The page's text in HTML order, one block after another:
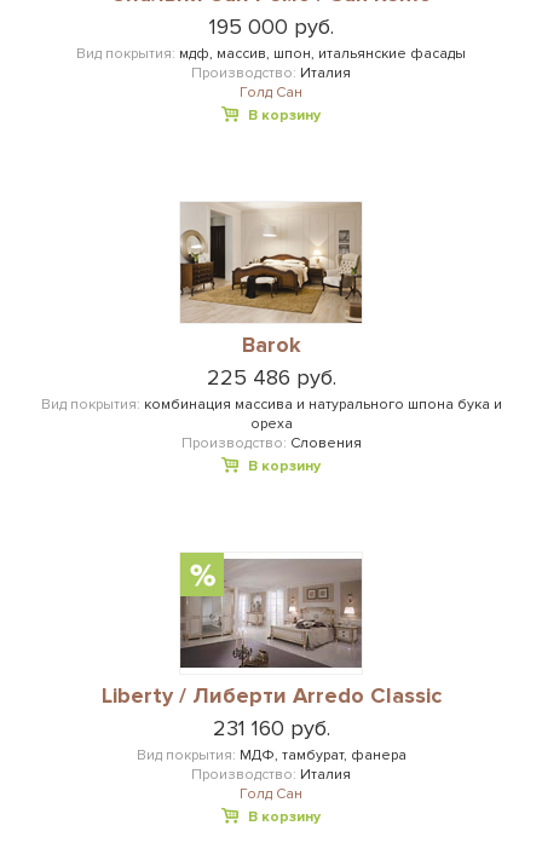
195 000 руб.
Вид покрытия: мдф, массив, шпон, итальянские фасады
Производство: Италия
Голд Сан
В корзину
Barok
225 486 руб.
Вид покрытия: комбинация массива и натурального шпона бука и
ореха
Производство: Словения
В корзину
Liberty / Либерти Arredo Classic
231 160 руб.
Вид покрытия: МДФ, тамбурат, фанера
Производство: Италия
Голд Сан
В корзину